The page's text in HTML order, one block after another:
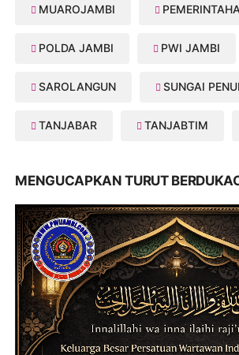
MUAROJAMBI
POLDA JAMBI PWI JAMBI
SAROLANGUN SUNGAI
TANJABAR TANJABTIM
MENGUCAPKAN TURUT